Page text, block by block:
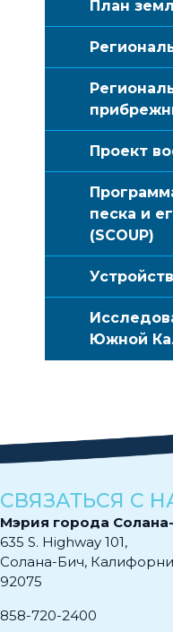
План
Проект
песка и
(SCOUP)
Южной
СВЯЗАТЬСЯ С
Мэрия города
635 S. Highway 101,
Солана-Бич,
92075
858-720-2400